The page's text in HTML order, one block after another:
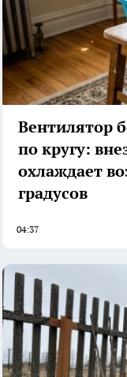
Вентилятор
по кругу:
охлаждает
градусов
04:37